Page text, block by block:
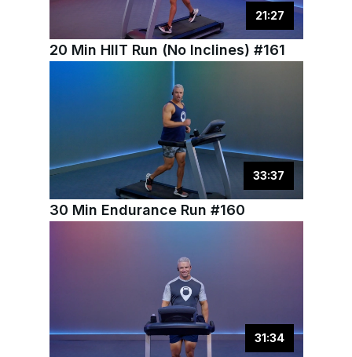
21:27
20 Min HIIT Run (No Inclines) #161
33:37
30 Min Endurance Run #160
31:34